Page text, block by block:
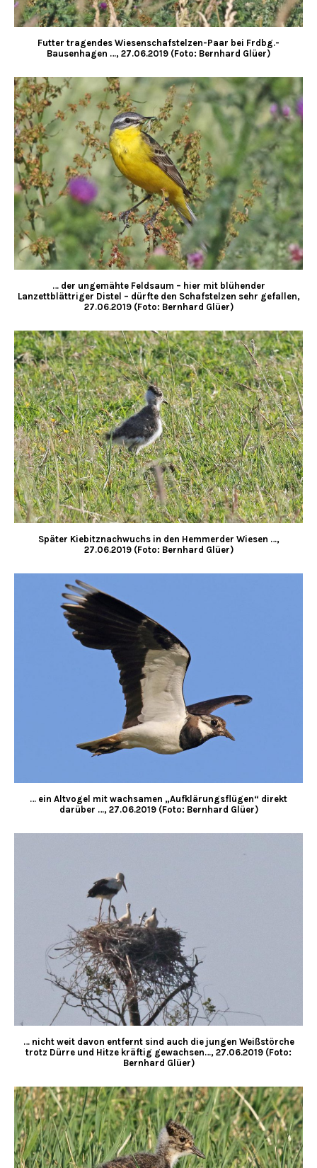
Futter tragendes Wiesenschafstelzen-Paar bei Frdbg.-
Bausenhagen …, 27.06.2019 (Foto: Bernhard Glüer)
… der ungemähte Feldsaum – hier mit blühender
Lanzettblättriger Distel – dürfte den Schafstelzen sehr gefallen,
27.06.2019 (Foto: Bernhard Glüer)
Später Kiebitznachwuchs in den Hemmerder Wiesen …,
27.06.2019 (Foto: Bernhard Glüer)
… ein Altvogel mit wachsamen „Aufklärungsflügen“ direkt
darüber …, 27.06.2019 (Foto: Bernhard Glüer)
… nicht weit davon entfernt sind auch die jungen Weißstörche
trotz Dürre und Hitze kräftig gewachsen…, 27.06.2019 (Foto:
Bernhard Glüer)